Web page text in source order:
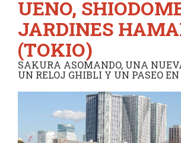
UENO,
JARDINES
(TOKIO)
SAKURA ASOMANDO, UNA
UN RELOJ GHIBLI Y UN PASEO EN
RESTAURANTES
SEGUROS
ARRAY